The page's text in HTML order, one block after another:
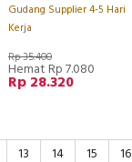
Gudang Supplier 4-5 Hari
Kerja
Rp 35.400
Hemat Rp 7.080
Rp 28.320
13 14 15 16